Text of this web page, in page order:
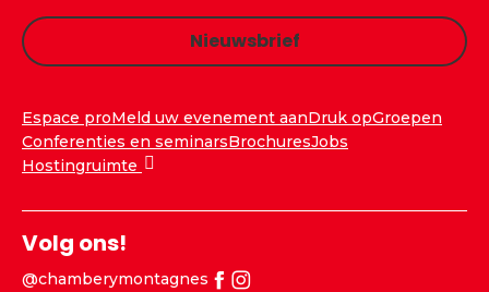
Nieuwsbrief
Espace proMeld uw evenement aanDruk opGroepen
Conferenties en seminarsBrochuresJobs
Hostingruimte
Volg ons!
@chamberymontagnes